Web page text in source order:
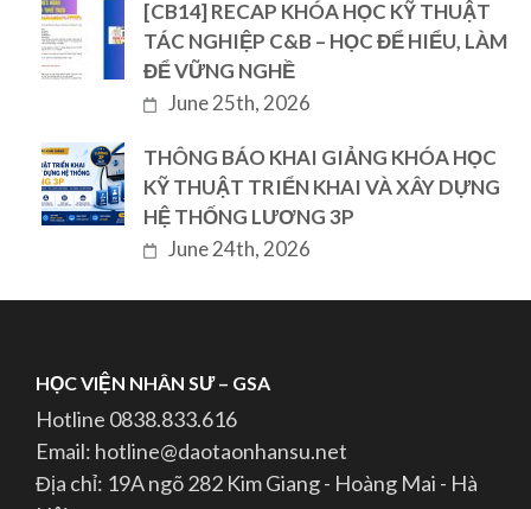
[CB14] RECAP KHÓA HỌC KỸ THUẬT
TÁC NGHIỆP C&B – HỌC ĐỂ HIỂU, LÀM
ĐỂ VỮNG NGHỀ
June 25th, 2026
THÔNG BÁO KHAI GIẢNG KHÓA HỌC
KỸ THUẬT TRIỂN KHAI VÀ XÂY DỰNG
HỆ THỐNG LƯƠNG 3P
June 24th, 2026
HỌC VIỆN NHÂN SƯ – GSA
Hotline 0838.833.616
Email: hotline@daotaonhansu.net
Địa chỉ: 19A ngõ 282 Kim Giang - Hoàng Mai - Hà